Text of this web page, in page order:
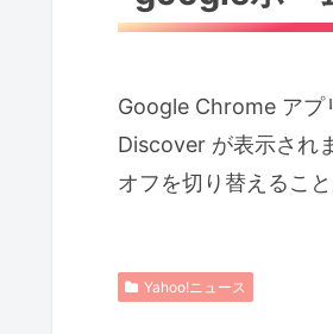
Google Chrome アプ
Discover が表示され
オフを切り替えること
Yahoo!ニュース